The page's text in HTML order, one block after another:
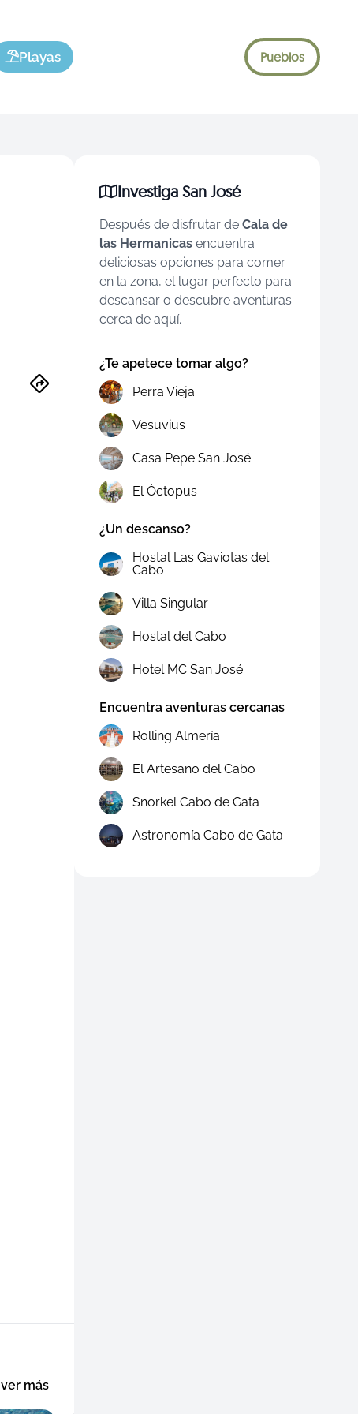
Playas Pueblos
ver más
Investiga San José
Después de disfrutar de Cala de
las Hermanicas encuentra
deliciosas opciones para comer
en la zona, el lugar perfecto para
descansar o descubre aventuras
cerca de aquí.
¿Te apetece tomar algo?
Perra Vieja
Vesuvius
Casa Pepe San José
El Óctopus
¿Un descanso?
Hostal Las Gaviotas del
Cabo
Villa Singular
Hostal del Cabo
Hotel MC San José
Encuentra aventuras cercanas
Rolling Almería
El Artesano del Cabo
Snorkel Cabo de Gata
Astronomía Cabo de Gata